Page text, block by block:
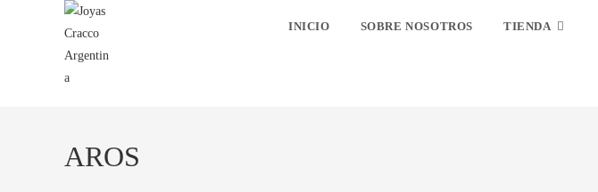
INICIO SOBRE NOSOTROS TIENDA
AROS